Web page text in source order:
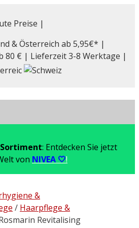
Preise |
& Österreich ab 5,95€* |
80 € | Lieferzeit 3-8 Werktage |
: Entdecken Sie jetzt
von NIVEA 🤍!
&
/ Haarpflege &
Revitalising